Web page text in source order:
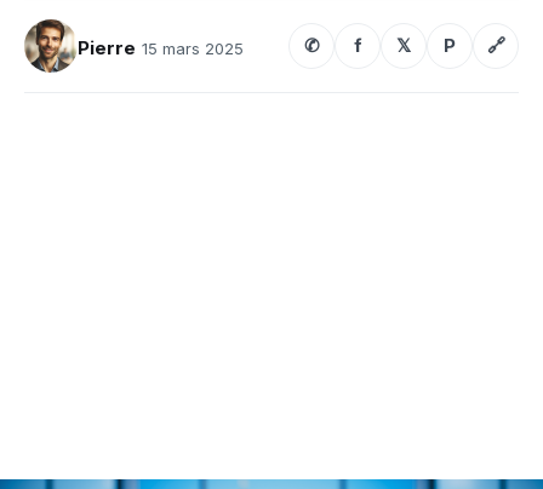
Pierre 15 mars 2025 ✆ f 𝕏 P 🔗